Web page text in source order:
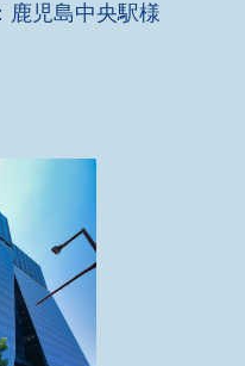
鹿児島中央駅様